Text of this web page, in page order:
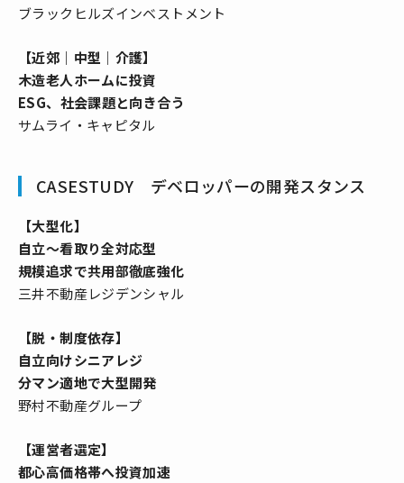
ブラックヒルズインベストメント
【近郊｜中型｜介護】
木造老人ホームに投資
ESG、社会課題と向き合う
サムライ・キャピタル
CASESTUDY デベロッパーの開発スタンス
【大型化】
自立～看取り全対応型
規模追求で共用部徹底強化
三井不動産レジデンシャル
【脱・制度依存】
自立向けシニアレジ
分マン適地で大型開発
野村不動産グループ
【運営者選定】
都心高価格帯へ投資加速